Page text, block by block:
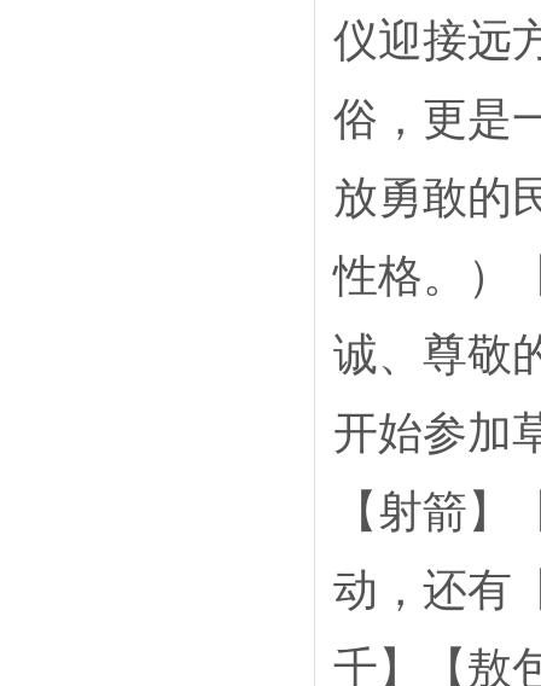
仪迎接远
俗，更是
放勇敢的
性格。）
诚、尊敬
开始参加
【射箭
动，还有
千】【敖